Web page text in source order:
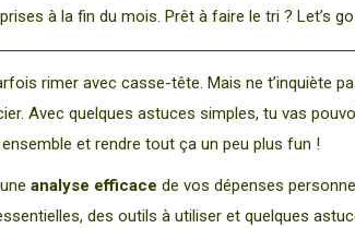
à la fin du mois. Prêt à faire le tri ? Let’s
rimer avec casse-tête. Mais ne t’inquiète
Avec quelques astuces simples, tu vas
et rendre tout ça un peu plus fun !
analyse efficace de vos dépenses
des outils à utiliser et quelques